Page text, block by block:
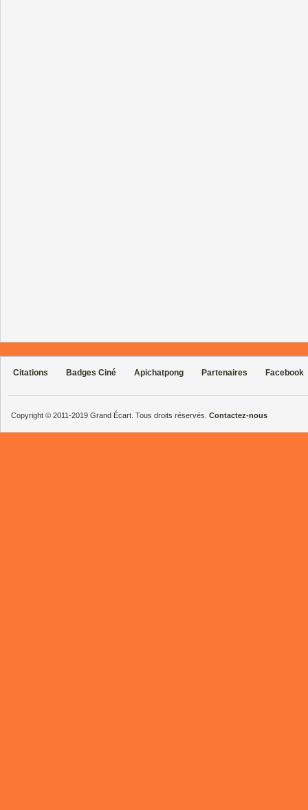
Citations Badges Ciné Apichatpong Partenaires Facebook
Copyright © 2011-2019 Grand Écart. Tous droits réservés. Contactez-nous